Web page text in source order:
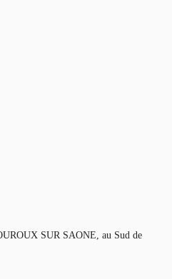
SUR SAONE, au Sud de